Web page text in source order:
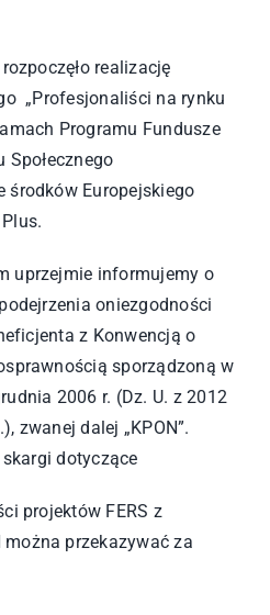
realizację
„Profesjonaliści na rynku
Programu Fundusze
Społecznego
środków Europejskiego
uprzejmie informujemy o
oniezgodności
z Konwencją o
sporządzoną w
2006 r. (Dz. U. z 2012
zwanej dalej „KPON”.
skargi dotyczące
projektów FERS z
przekazywać za